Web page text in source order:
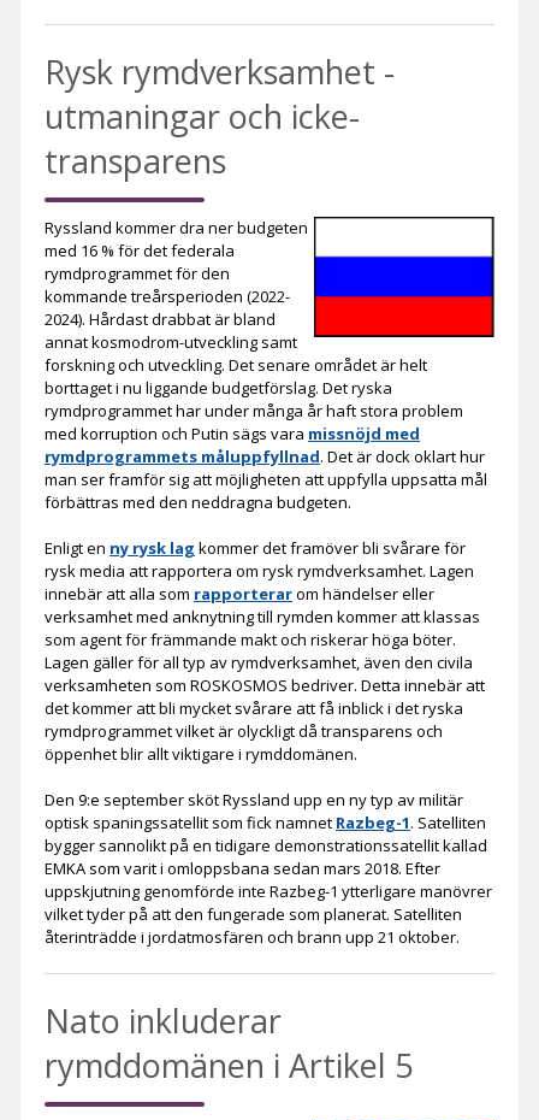
Rysk rymdverksamhet -
utmaningar och icke-
transparens
Ryssland kommer dra ner budgeten
med 16 % för det federala
rymdprogrammet för den
kommande treårsperioden (2022-
2024). Hårdast drabbat är bland
annat kosmodrom-utveckling samt
forskning och utveckling. Det senare området är helt
borttaget i nu liggande budgetförslag. Det ryska
rymdprogrammet har under många år haft stora problem
med korruption och Putin sägs vara missnöjd med
rymdprogrammets måluppfyllnad. Det är dock oklart hur
man ser framför sig att möjligheten att uppfylla uppsatta mål
förbättras med den neddragna budgeten.
Enligt en ny rysk lag kommer det framöver bli svårare för
rysk media att rapportera om rysk rymdverksamhet. Lagen
innebär att alla som rapporterarom händelser eller
verksamhet med anknytning till rymden kommer att klassas
som agent för främmande makt och riskerar höga böter.
Lagen gäller för all typ av rymdverksamhet, även den civila
verksamheten som ROSKOSMOS bedriver. Detta innebär att
det kommer att bli mycket svårare att få inblick i det ryska
rymdprogrammet vilket är olyckligt då transparens och
öppenhet blir allt viktigare i rymddomänen.
Den 9:e september sköt Ryssland upp en ny typ av militär
optisk spaningssatellit som fick namnet Razbeg-1. Satelliten
bygger sannolikt på en tidigare demonstrationssatellit kallad
EMKA som varit i omloppsbana sedan mars 2018. Efter
uppskjutning genomförde inte Razbeg-1 ytterligare manövrer
vilket tyder på att den fungerade som planerat. Satelliten
återinträdde i jordatmosfären och brann upp 21 oktober.
Nato inkluderar
rymddomänen i Artikel 5